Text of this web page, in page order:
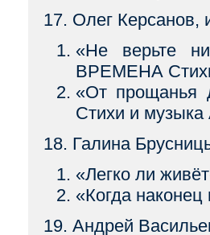
17. Олег
«Не верьте
ВРЕМЕНА
«От
Стихи и музыка
18. Галина
«Легко ли
«Когда
19. Андрей